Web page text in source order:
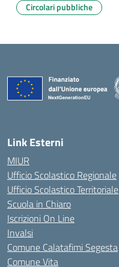
Circolari pubbliche
Link Esterni
MIUR
Ufficio Scolastico Regionale
Ufficio Scolastico Territoriale
Scuola in Chiaro
Iscrizioni On Line
Invalsi
Comune Calatafimi Segesta
Comune Vita